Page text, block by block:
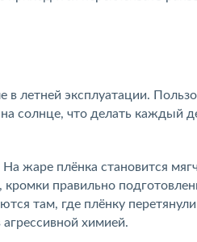
летней эксплуатации.
солнце, что делать каждый
жаре плёнка становится
правильно
там, где плёнку перетянули
химией.